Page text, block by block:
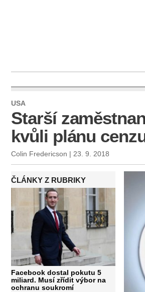
USA
Starší
kvůli plánu
Colin Fredericson | 23. 9. 2018
ČLÁNKY Z RUBRIKY
Facebook dostal pokutu 5
miliard. Musí zřídit výbor na
ochranu soukromí